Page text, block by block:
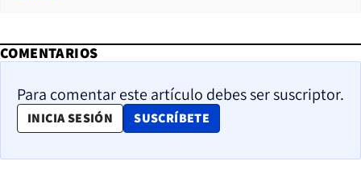
COMENTARIOS
Para comentar este artículo debes ser suscriptor.
INICIA SESIÓN SUSCRÍBETE
OPENS IN NEW WINDOW